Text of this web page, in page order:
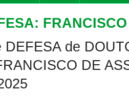
DEFESA de
DE